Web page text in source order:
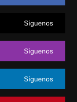
Síguenos
Síguenos
Síguenos